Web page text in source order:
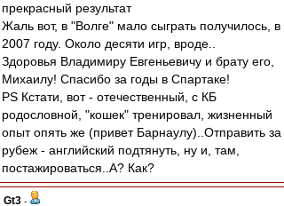
прекрасный результат
Жаль вот, в "Волге" мало сыграть получилось, в
2007 году. Около десяти игр, вроде..
Здоровья Владимиру Евгеньевичу и брату его,
Михаилу! Спасибо за годы в Спартаке!
PS Кстати, вот - отечественный, с КБ
родословной, "кошек" тренировал, жизненный
опыт опять же (привет Барнаулу)..Отправить за
рубеж - английский подтянуть, ну и, там,
постажироваться..А? Как?
Gt3 -